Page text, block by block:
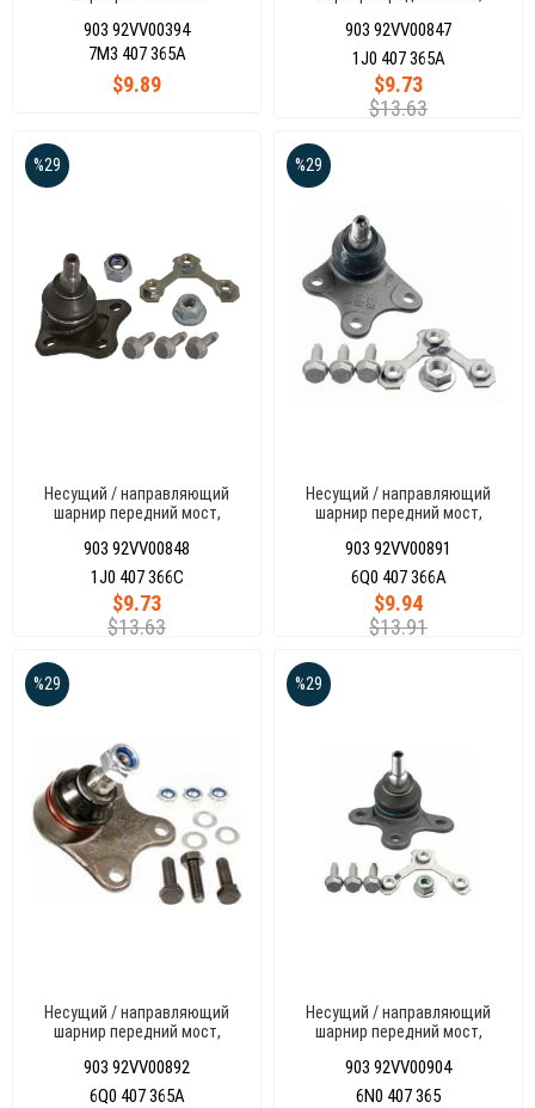
903 92VV00394
$9.89
7M3 407 365A
903 92VV00847
$9.73
$13.63
1J0 407 365A
Несущий / направляющий
шарнир передний мост,
903 92VV00848
$9.73
$13.63
%29
1J0 407 366C
Несущий / направляющий
шарнир передний мост,
903 92VV00891
$9.94
$13.91
%29
6Q0 407 366A
Несущий / направляющий
шарнир передний мост,
903 92VV00892
%29
6Q0 407 365A
Несущий / направляющий
шарнир передний мост,
903 92VV00904
%29
6N0 407 365